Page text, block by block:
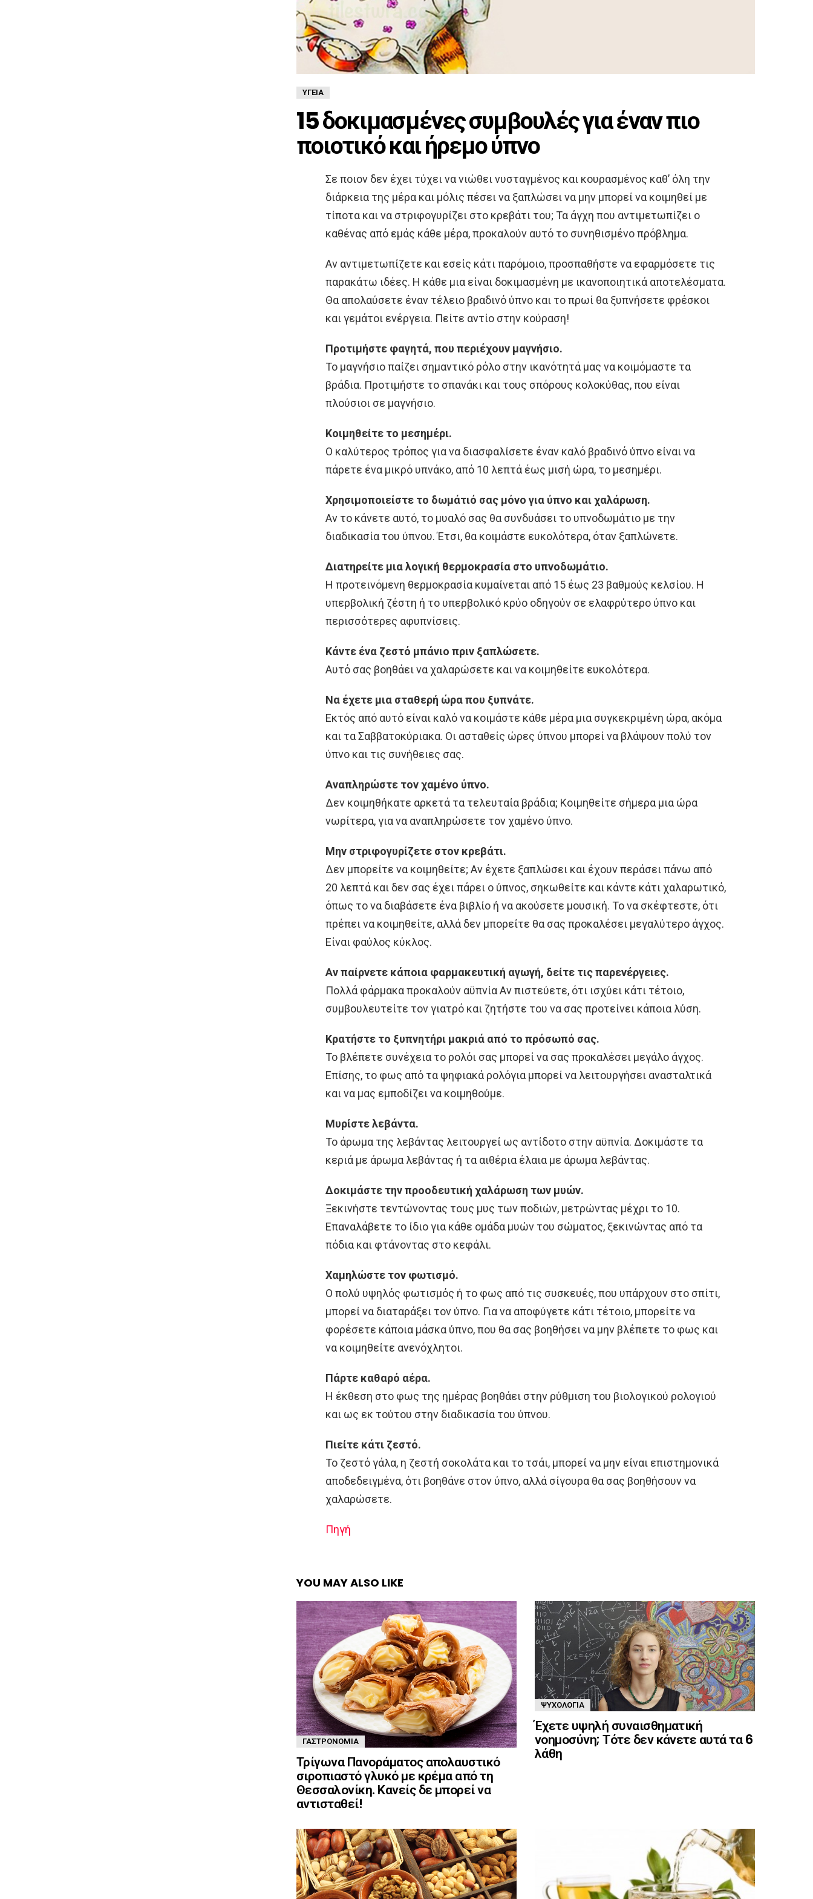
ΥΓΕΊΑ
15 δοκιμασμένες συμβουλές για έναν πιο
ποιοτικό και ήρεμο ύπνο
Σε ποιον δεν έχει τύχει να νιώθει νυσταγμένος και κουρασμένος καθ’ όλη την
διάρκεια της μέρα και μόλις πέσει να ξαπλώσει να μην μπορεί να κοιμηθεί με
τίποτα και να στριφογυρίζει στο κρεβάτι του; Τα άγχη που αντιμετωπίζει ο
καθένας από εμάς κάθε μέρα, προκαλούν αυτό το συνηθισμένο πρόβλημα.
Αν αντιμετωπίζετε και εσείς κάτι παρόμοιο, προσπαθήστε να εφαρμόσετε τις
παρακάτω ιδέες. Η κάθε μια είναι δοκιμασμένη με ικανοποιητικά αποτελέσματα.
Θα απολαύσετε έναν τέλειο βραδινό ύπνο και το πρωί θα ξυπνήσετε φρέσκοι
και γεμάτοι ενέργεια. Πείτε αντίο στην κούραση!
Προτιμήστε φαγητά, που περιέχουν μαγνήσιο.
Το μαγνήσιο παίζει σημαντικό ρόλο στην ικανότητά μας να κοιμόμαστε τα
βράδια. Προτιμήστε το σπανάκι και τους σπόρους κολοκύθας, που είναι
πλούσιοι σε μαγνήσιο.
Κοιμηθείτε το μεσημέρι.
Ο καλύτερος τρόπος για να διασφαλίσετε έναν καλό βραδινό ύπνο είναι να
πάρετε ένα μικρό υπνάκο, από 10 λεπτά έως μισή ώρα, το μεσημέρι.
Χρησιμοποιείστε το δωμάτιό σας μόνο για ύπνο και χαλάρωση.
Αν το κάνετε αυτό, το μυαλό σας θα συνδυάσει το υπνοδωμάτιο με την
διαδικασία του ύπνου. Έτσι, θα κοιμάστε ευκολότερα, όταν ξαπλώνετε.
Διατηρείτε μια λογική θερμοκρασία στο υπνοδωμάτιο.
Η προτεινόμενη θερμοκρασία κυμαίνεται από 15 έως 23 βαθμούς κελσίου. Η
υπερβολική ζέστη ή το υπερβολικό κρύο οδηγούν σε ελαφρύτερο ύπνο και
περισσότερες αφυπνίσεις.
Κάντε ένα ζεστό μπάνιο πριν ξαπλώσετε.
Αυτό σας βοηθάει να χαλαρώσετε και να κοιμηθείτε ευκολότερα.
Να έχετε μια σταθερή ώρα που ξυπνάτε.
Εκτός από αυτό είναι καλό να κοιμάστε κάθε μέρα μια συγκεκριμένη ώρα, ακόμα
και τα Σαββατοκύριακα. Οι ασταθείς ώρες ύπνου μπορεί να βλάψουν πολύ τον
ύπνο και τις συνήθειες σας.
Αναπληρώστε τον χαμένο ύπνο.
Δεν κοιμηθήκατε αρκετά τα τελευταία βράδια; Κοιμηθείτε σήμερα μια ώρα
νωρίτερα, για να αναπληρώσετε τον χαμένο ύπνο.
Μην στριφογυρίζετε στον κρεβάτι.
Δεν μπορείτε να κοιμηθείτε; Αν έχετε ξαπλώσει και έχουν περάσει πάνω από
20 λεπτά και δεν σας έχει πάρει ο ύπνος, σηκωθείτε και κάντε κάτι χαλαρωτικό,
όπως το να διαβάσετε ένα βιβλίο ή να ακούσετε μουσική. Το να σκέφτεστε, ότι
πρέπει να κοιμηθείτε, αλλά δεν μπορείτε θα σας προκαλέσει μεγαλύτερο άγχος.
Είναι φαύλος κύκλος.
Αν παίρνετε κάποια φαρμακευτική αγωγή, δείτε τις παρενέργειες.
Πολλά φάρμακα προκαλούν αϋπνία Αν πιστεύετε, ότι ισχύει κάτι τέτοιο,
συμβουλευτείτε τον γιατρό και ζητήστε του να σας προτείνει κάποια λύση.
Κρατήστε το ξυπνητήρι μακριά από το πρόσωπό σας.
Το βλέπετε συνέχεια το ρολόι σας μπορεί να σας προκαλέσει μεγάλο άγχος.
Επίσης, το φως από τα ψηφιακά ρολόγια μπορεί να λειτουργήσει ανασταλτικά
και να μας εμποδίζει να κοιμηθούμε.
Μυρίστε λεβάντα.
Το άρωμα της λεβάντας λειτουργεί ως αντίδοτο στην αϋπνία. Δοκιμάστε τα
κεριά με άρωμα λεβάντας ή τα αιθέρια έλαια με άρωμα λεβάντας.
Δοκιμάστε την προοδευτική χαλάρωση των μυών.
Ξεκινήστε τεντώνοντας τους μυς των ποδιών, μετρώντας μέχρι το 10.
Επαναλάβετε το ίδιο για κάθε ομάδα μυών του σώματος, ξεκινώντας από τα
πόδια και φτάνοντας στο κεφάλι.
Χαμηλώστε τον φωτισμό.
Ο πολύ υψηλός φωτισμός ή το φως από τις συσκευές, που υπάρχουν στο σπίτι,
μπορεί να διαταράξει τον ύπνο. Για να αποφύγετε κάτι τέτοιο, μπορείτε να
φορέσετε κάποια μάσκα ύπνο, που θα σας βοηθήσει να μην βλέπετε το φως και
να κοιμηθείτε ανενόχλητοι.
Πάρτε καθαρό αέρα.
Η έκθεση στο φως της ημέρας βοηθάει στην ρύθμιση του βιολογικού ρολογιού
και ως εκ τούτου στην διαδικασία του ύπνου.
Πιείτε κάτι ζεστό.
Το ζεστό γάλα, η ζεστή σοκολάτα και το τσάι, μπορεί να μην είναι επιστημονικά
αποδεδειγμένα, ότι βοηθάνε στον ύπνο, αλλά σίγουρα θα σας βοηθήσουν να
χαλαρώσετε.
Πηγή
YOU MAY ALSO LIKE
ΓΑΣΤΡΟΝΟΜΊΑ
Τρίγωνα Πανοράματος απολαυστικό
σιροπιαστό γλυκό με κρέμα από τη
Θεσσαλονίκη. Κανείς δε μπορεί να
αντισταθεί!
ΨΥΧΟΛΟΓΊΑ
Έχετε υψηλή συναισθηματική
νοημοσύνη; Τότε δεν κάνετε αυτά τα 6
λάθη